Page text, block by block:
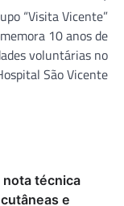
“Visita Vicente”
10 anos de
voluntárias no
São Vicente
nota técnica
e